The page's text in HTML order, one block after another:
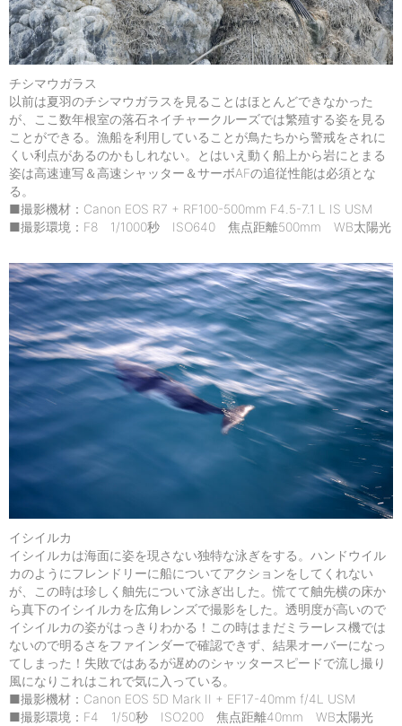
チシマウガラス
以前は夏羽のチシマウガラスを見ることはほとんどできなかった
が、ここ数年根室の落石ネイチャークルーズでは繁殖する姿を見る
ことができる。漁船を利用していることが鳥たちから警戒をされに
くい利点があるのかもしれない。とはいえ動く船上から岩にとまる
姿は高速連写＆高速シャッター＆サーボAFの追従性能は必須とな
る。
■撮影機材：Canon EOS R7 + RF100-500mm F4.5-7.1 L IS USM
■撮影環境：F8 1/1000秒 ISO640 焦点距離500mm WB太陽光
イシイルカ
イシイルカは海面に姿を現さない独特な泳ぎをする。ハンドウイル
カのようにフレンドリーに船についてアクションをしてくれない
が、この時は珍しく舳先について泳ぎ出した。慌てて舳先横の床か
ら真下のイシイルカを広角レンズで撮影をした。透明度が高いので
イシイルカの姿がはっきりわかる！この時はまだミラーレス機では
ないので明るさをファインダーで確認できず、結果オーバーになっ
てしまった！失敗ではあるが遅めのシャッタースピードで流し撮り
風になりこれはこれで気に入っている。
■撮影機材：Canon EOS 5D Mark II + EF17-40mm f/4L USM
■撮影環境：F4 1/50秒 ISO200 焦点距離40mm WB太陽光